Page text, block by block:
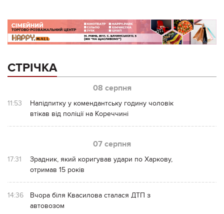
СТРІЧКА
08 серпня
11:53
Напідпитку у комендантську годину чоловік
втікав від поліції на Кореччині
07 серпня
17:31
Зрадник, який коригував удари по Харкову,
отримав 15 років
14:36
Вчора біля Квасилова сталася ДТП з
автовозом